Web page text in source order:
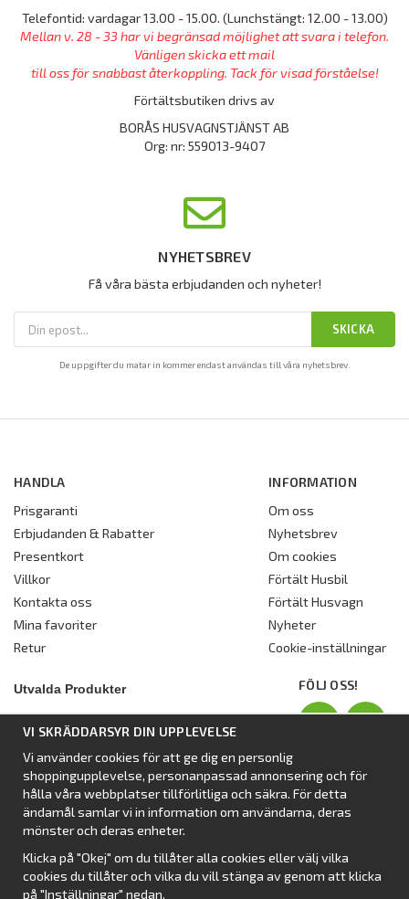
Telefontid: vardagar 13.00 - 15.00. (Lunchstängt: 12.00 - 13.00)
Mellan v. 28 - 33 har vi begränsad möjlighet att svara i telefon.
Vänligen skicka ett mail
till oss för snabbast återkoppling. Tack för visad förståelse!
Förtältsbutiken drivs av
BORÅS HUSVAGNSTJÄNST AB
Org: nr: 559013-9407
NYHETSBREV
Få våra bästa erbjudanden och nyheter!
SKICKA
De uppgifter du matar in kommer endast användas till våra nyhetsbrev.
HANDLA
Prisgaranti
Erbjudanden & Rabatter
Presentkort
Villkor
Kontakta oss
Mina favoriter
Retur
INFORMATION
Om oss
Nyhetsbrev
Om cookies
Förtält Husbil
Förtält Husvagn
Nyheter
Cookie-inställningar
Utvalda Produkter
Isabellas Året runt tält Villa
Förtält från Dometic
Förtält Isabella
Förtält från SvenskaTält
Nyhet: Campingtält
FÖLJ OSS!
VI SKRÄDDARSYR DIN UPPLEVELSE
Vi använder cookies för att ge dig en personlig
shoppingupplevelse, personanpassad annonsering och för
hålla våra webbplatser tillförlitliga och säkra. För detta
ändamål samlar vi in information om användarna, deras
mönster och deras enheter.
Klicka på "Okej" om du tillåter alla cookies eller välj vilka
cookies du tillåter och vilka du vill stänga av genom att klicka
på "Inställningar" nedan.